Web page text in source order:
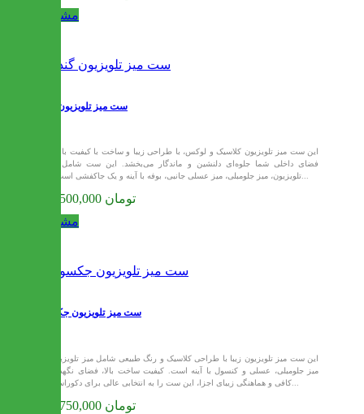
مشاهده
ست میز تلویزیون گندم
این ست میز تلویزیون کلاسیک و لوکس، با طراحی زیبا و ساخت با کیفیت بالا، به
فضای داخلی شما جلوه‌ای دلنشین و ماندگار می‌بخشد. این ست شامل میز
تلویزیون، میز جلومبلی، میز عسلی جانبی، بوفه با آینه و یک جاکفشی است که...
139,500,000 تومان
مشاهده
ست میز تلویزیون جکسون
میز جلومبلی، عسلی و کنسول با آینه است. کیفیت ساخت بالا، فضای نگهداری
کافی و هماهنگی زیبای اجزا، این ست را به انتخابی عالی برای دکوراسیون...
129,750,000 تومان